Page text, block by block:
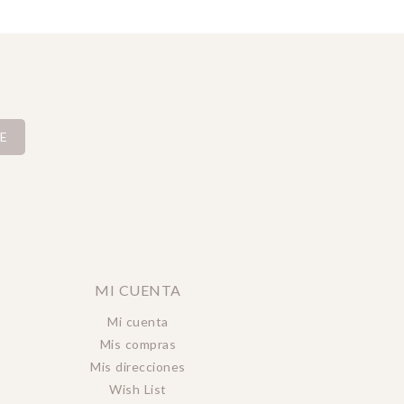
MI CUENTA
Mi cuenta
Mis compras
Mis direcciones
Wish List